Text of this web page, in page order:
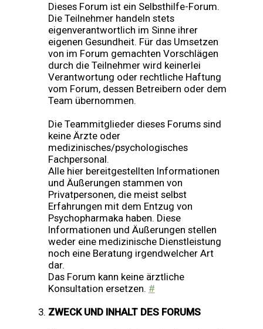
Dieses Forum ist ein Selbsthilfe-Forum.
Die Teilnehmer handeln stets
eigenverantwortlich im Sinne ihrer
eigenen Gesundheit. Für das Umsetzen
von im Forum gemachten Vorschlägen
durch die Teilnehmer wird keinerlei
Verantwortung oder rechtliche Haftung
vom Forum, dessen Betreibern oder dem
Team übernommen.
Die Teammitglieder dieses Forums sind
keine Ärzte oder
medizinisches/psychologisches
Fachpersonal.
Alle hier bereitgestellten Informationen
und Äußerungen stammen von
Privatpersonen, die meist selbst
Erfahrungen mit dem Entzug von
Psychopharmaka haben. Diese
Informationen und Äußerungen stellen
weder eine medizinische Dienstleistung
noch eine Beratung irgendwelcher Art
dar.
Das Forum kann keine ärztliche
Konsultation ersetzen. #
ZWECK UND INHALT DES FORUMS